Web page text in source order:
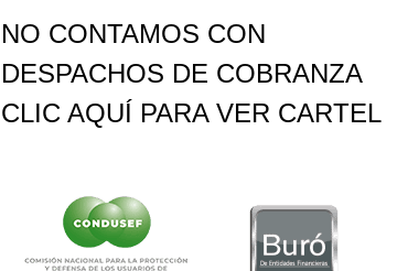
NO CONTAMOS CON
DESPACHOS DE COBRANZA
CLIC AQUÍ PARA VER CARTEL